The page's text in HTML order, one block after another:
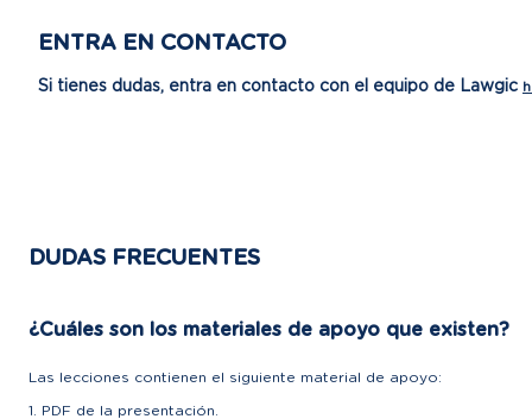
ENTRA EN CONTACTO
Si tienes dudas, entra en contacto con el equipo de Lawgic
DUDAS FRECUENTES
¿Cuáles son los materiales de apoyo que existen?
Las lecciones contienen el siguiente material de apoyo:
1. PDF de la presentación.